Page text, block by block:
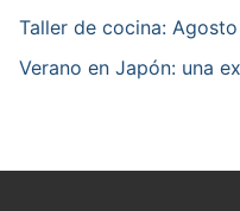
Taller de cocina:
Verano en Japón: una